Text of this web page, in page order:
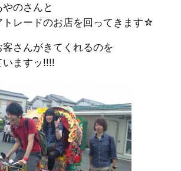
のさんと
トレードのお店を回ってきます☆
さんがきてくれるのを
ますッ!!!!